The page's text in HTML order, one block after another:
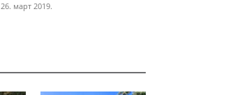
26. март 2019.